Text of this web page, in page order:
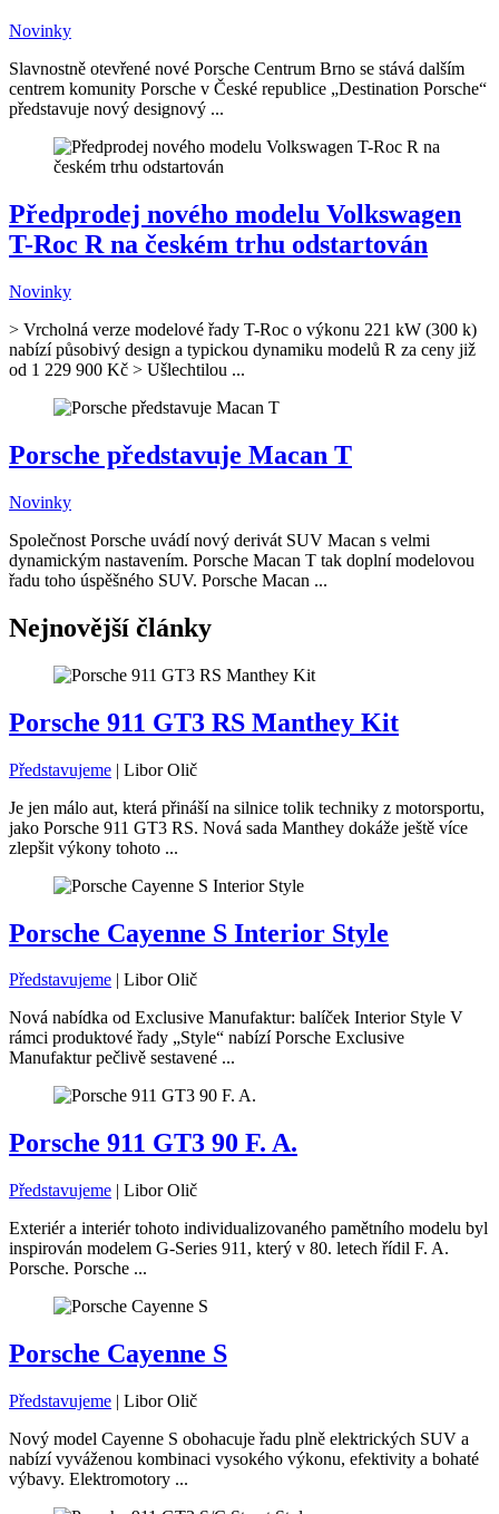
Novinky
Slavnostně otevřené nové Porsche Centrum Brno se stává dalším
centrem komunity Porsche v České republice „Destination Porsche“
představuje nový designový ...
Předprodej nového modelu Volkswagen
T-Roc R na českém trhu odstartován
Novinky
> Vrcholná verze modelové řady T-Roc o výkonu 221 kW (300 k)
nabízí působivý design a typickou dynamiku modelů R za ceny již
od 1 229 900 Kč > Ušlechtilou ...
Porsche představuje Macan T
Novinky
Společnost Porsche uvádí nový derivát SUV Macan s velmi
dynamickým nastavením. Porsche Macan T tak doplní modelovou
řadu toho úspěšného SUV. Porsche Macan ...
Nejnovější články
Porsche 911 GT3 RS Manthey Kit
Představujeme | Libor Olič
Je jen málo aut, která přináší na silnice tolik techniky z motorsportu,
jako Porsche 911 GT3 RS. Nová sada Manthey dokáže ještě více
zlepšit výkony tohoto ...
Porsche Cayenne S Interior Style
Představujeme | Libor Olič
Nová nabídka od Exclusive Manufaktur: balíček Interior Style V
rámci produktové řady „Style“ nabízí Porsche Exclusive
Manufaktur pečlivě sestavené ...
Porsche 911 GT3 90 F. A.
Představujeme | Libor Olič
Exteriér a interiér tohoto individualizovaného pamětního modelu byl
inspirován modelem G-Series 911, který v 80. letech řídil F. A.
Porsche. Porsche ...
Porsche Cayenne S
Představujeme | Libor Olič
Nový model Cayenne S obohacuje řadu plně elektrických SUV a
nabízí vyváženou kombinaci vysokého výkonu, efektivity a bohaté
výbavy. Elektromotory ...